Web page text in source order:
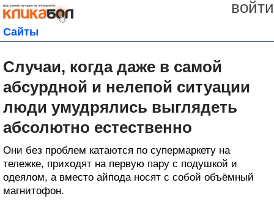
войти
Сайты
Случаи, когда даже в самой
абсурдной и нелепой ситуации
люди умудрялись выглядеть
абсолютно естественно
Они без проблем катаются по супермаркету на
тележке, приходят на первую пару с подушкой и
одеялом, а вместо айпода носят с собой объёмный
магнитофон.